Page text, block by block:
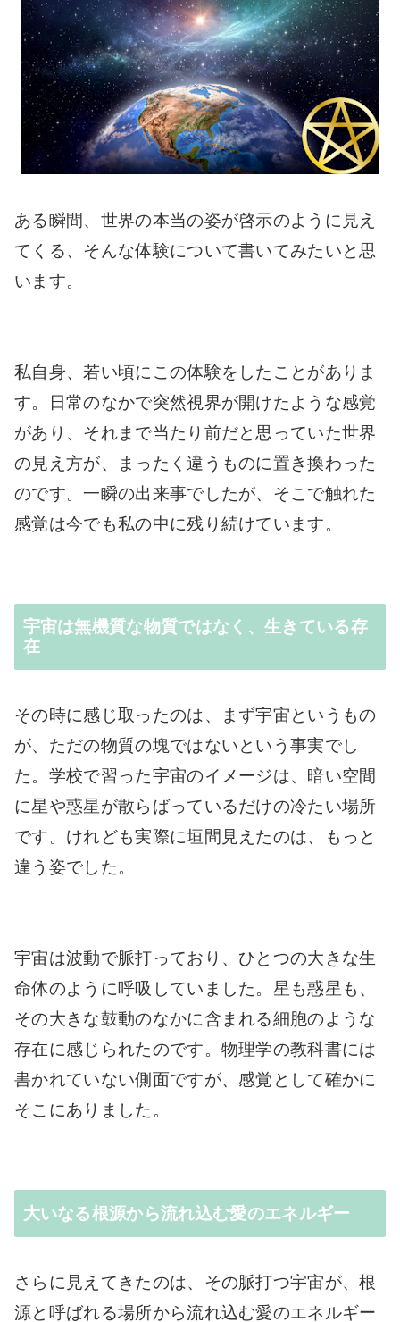
ある瞬間、世界の本当の姿が啓示のように見え
てくる、そんな体験について書いてみたいと思
います。
私自身、若い頃にこの体験をしたことがありま
す。日常のなかで突然視界が開けたような感覚
があり、それまで当たり前だと思っていた世界
の見え方が、まったく違うものに置き換わった
のです。一瞬の出来事でしたが、そこで触れた
感覚は今でも私の中に残り続けています。
宇宙は無機質な物質ではなく、生きている存
在
その時に感じ取ったのは、まず宇宙というもの
が、ただの物質の塊ではないという事実でし
た。学校で習った宇宙のイメージは、暗い空間
に星や惑星が散らばっているだけの冷たい場所
です。けれども実際に垣間見えたのは、もっと
違う姿でした。
宇宙は波動で脈打っており、ひとつの大きな生
命体のように呼吸していました。星も惑星も、
その大きな鼓動のなかに含まれる細胞のような
存在に感じられたのです。物理学の教科書には
書かれていない側面ですが、感覚として確かに
そこにありました。
大いなる根源から流れ込む愛のエネルギー
さらに見えてきたのは、その脈打つ宇宙が、根
源と呼ばれる場所から流れ込む愛のエネルギー